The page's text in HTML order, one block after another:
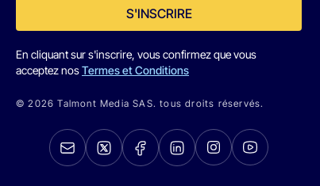
S'INSCRIRE
En cliquant sur s'inscrire, vous confirmez que vous
acceptez nosTermes et Conditions
© 2026 Talmont Media SAS. tous droits réservés.